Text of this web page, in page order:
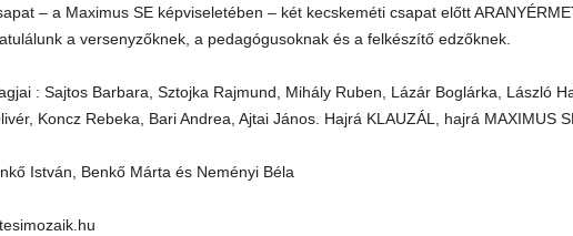
– a Maximus SE képviseletében – két kecskeméti csapat előtt
a versenyzőknek, a pedagógusoknak és a felkészítő edzőknek.
: Sajtos Barbara, Sztojka Rajmund, Mihály Ruben, Lázár Boglárka, László
Koncz Rebeka, Bari Andrea, Ajtai János. Hajrá KLAUZÁL, hajrá MAXIMUS
István, Benkő Márta és Neményi Béla